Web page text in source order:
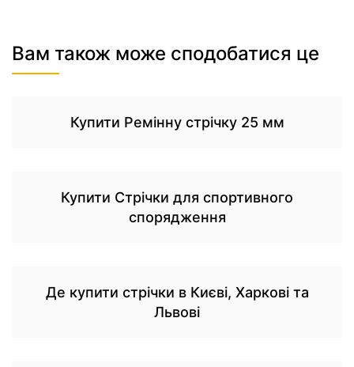
Вам також може сподобатися це
Купити Ремінну стрічку 25 мм
Купити Стрічки для спортивного
спорядження
Де купити стрічки в Києві, Харкові та
Львові